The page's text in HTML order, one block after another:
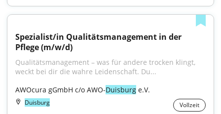
Spezialist/in Qualitätsmanagement in der
Pflege (m/w/d)
Qualitätsmanagement – was für andere trocken klingt,
weckt bei dir die wahre Leidenschaft. Du...
AWOcura gGmbH c/o AWO-Duisburg e.V.
Duisburg Vollzeit